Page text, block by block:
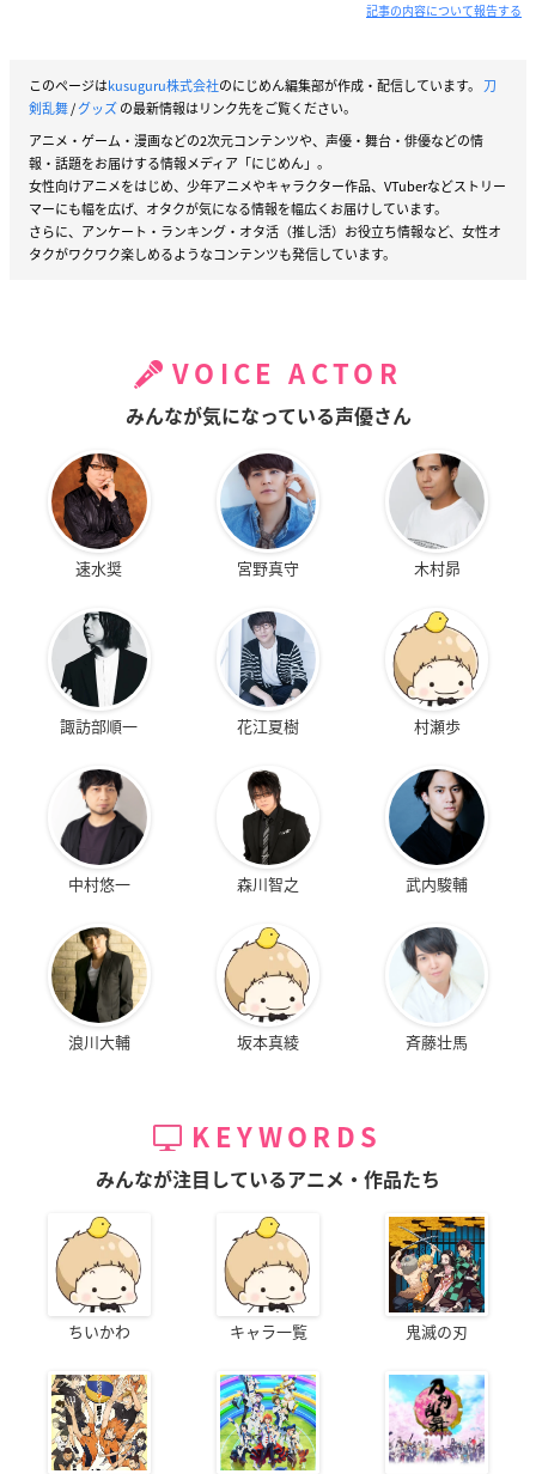
記事の内容について報告する
このページはkusuguru株式会社のにじめん編集部が作成・配信しています。 刀
剣乱舞/グッズの最新情報はリンク先をご覧ください。
アニメ・ゲーム・漫画などの2次元コンテンツや、声優・舞台・俳優などの情
報・話題をお届けする情報メディア「にじめん」。
女性向けアニメをはじめ、少年アニメやキャラクター作品、VTuberなどストリー
マーにも幅を広げ、オタクが気になる情報を幅広くお届けしています。
さらに、アンケート・ランキング・オタ活（推し活）お役立ち情報など、女性オ
タクがワクワク楽しめるようなコンテンツも発信しています。
VOICE ACTOR
みんなが気になっている声優さん
速水奨 宮野真守 木村昴
諏訪部順一 花江夏樹 村瀬歩
中村悠一 森川智之 武内駿輔
浪川大輔 坂本真綾 斉藤壮馬
KEYWORDS
みんなが注目しているアニメ・作品たち
ちいかわ キャラ一覧 鬼滅の刃